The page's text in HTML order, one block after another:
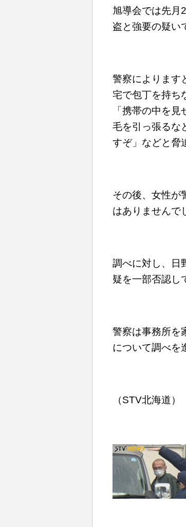
旭導会では先月
盗と強要の疑い
警察によります
宅で包丁を持ち
「携帯の中を
毛を引っ張るな
すぞ」などと脅
その後、女性が
はありませんで
調べに対し、日
疑を一部否認し
警察は事務所を
について調べを
（STV北海道）